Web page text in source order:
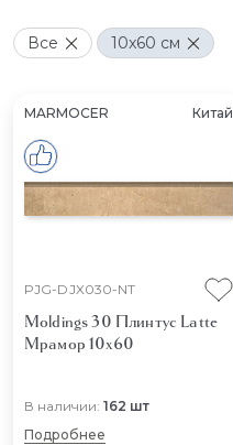
Все 10x60 см
MARMOCER Китай
PJG-DJX030-NT
Moldings 30 Плинтус Latte
Мрамор 10x60
В наличии: 162 шт
Подробнее